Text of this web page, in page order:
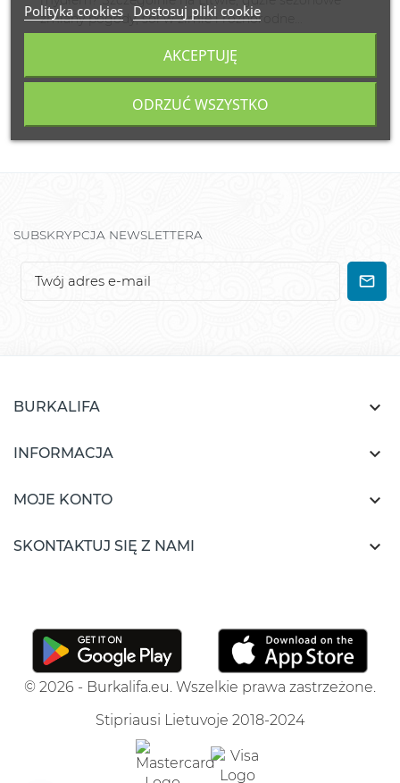
zmiany pogody, sól w zimie i różnorodne...
SUBSKRYPCJA NEWSLETTERA
BURKALIFA 
INFORMACJA 
MOJE KONTO 
SKONTAKTUJ SIĘ Z NAMI 
© 2026 - Burkalifa.eu. Wszelkie prawa zastrzeżone.
Stipriausi Lietuvoje 2018-2024
Polityka cookies Dostosuj pliki cookie
ODRZUĆ WSZYSTKO
AKCEPTUJĘ